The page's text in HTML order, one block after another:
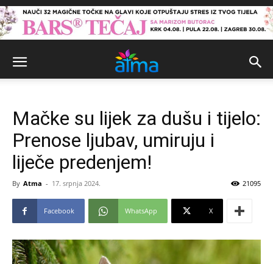
Mačke su lijek za dušu i tijelo:
Prenose ljubav, umiruju i
liječe predenjem!
By Atma - 17. srpnja 2024. 21095
Facebook WhatsApp X